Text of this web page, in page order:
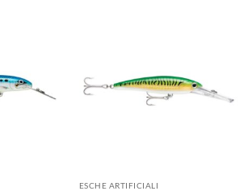
ESCHE ARTIFICIALI